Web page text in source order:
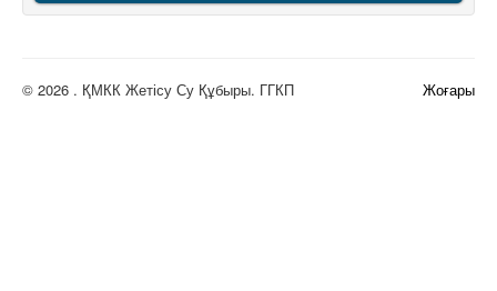
Жоғары
© 2026 . ҚМКК Жетісу Су Құбыры. ГГКП